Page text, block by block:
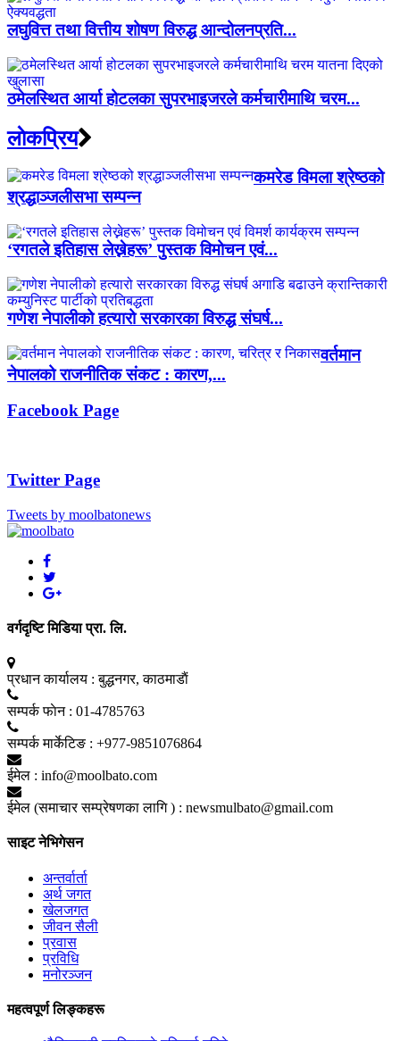
लघुवित्त तथा वित्तीय शोषण विरुद्ध आन्दोलनप्रति...
ठमेलस्थित आर्या होटलका सुपरभाइजरले कर्मचारीमाथि चरम...
लाेकप्रिय
कमरेड विमला श्रेष्ठको
श्रद्धाञ्जलीसभा सम्पन्न
‘रगतले इतिहास लेख्नेहरू’ पुस्तक विमोचन एवं...
गणेश नेपालीको हत्यारो सरकारका विरुद्ध संघर्ष...
वर्तमान
नेपालको राजनीतिक संकट : कारण,...
Facebook Page
Twitter Page
Tweets by moolbatonews
वर्गदृष्टि मिडिया प्रा. लि.
प्रधान कार्यालय : बुद्धनगर, काठमाडाैं
सम्पर्क फाेन : 01-4785763
सम्पर्क मार्केटिङ : +977-9851076864
ईमेल : info@moolbato.com
ईमेल (समाचार सम्प्रेषणका लागि ) : newsmulbato@gmail.com
साइट नेभिगेसन
अन्तर्वार्ता
अर्थ जगत
खेलजगत
जीवन सैली
प्रवास
प्रविधि
मनोरञ्जन
महत्वपूर्ण लिङ्कहरू